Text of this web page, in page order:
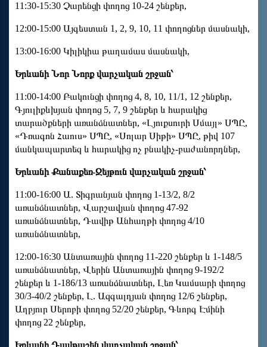
11:30-15:30 Չարենցի փողոց 10-24 շենքեր,
12:00-15:00 Այգեստան 1, 2, 9, 10, 11 փողոցներ մասնակի,
13:00-16:00 Կիլիկիա թաղամաս մասնակի,
Երևանի Նոր Նորք վարչական շրջան՝
11:00-14:00 Բակունցի փողոց 4, 8, 10, 11/1, 12 շենքեր,
Գյուլիքևխյան փողոց 5, 7, 9 շենքեր և հարակից
տարածքների առանձնատներ, «Լյուքսուրի Սմայլ» ՍՊԸ,
«Դռագոն Հաուս» ՍՊԸ, «Սոլար Սիթի» ՍՊԸ, թիվ 107
մանկապարտեզ և հարակից ոչ բնակիչ-բաժանորդներ,
Երևանի Քանաքեռ-Զեյթուն վարչական շրջան՝
11:00-16:00 Ա. Տիգրանյան փողոց 1-13/2, 8/2
առանձնատներ, Վարշավյան փողոց 47-92
առանձնատներ, Դավիթ Անհաղթի փողոց 4/10
առանձնատներ,
12:00-16:30 Անտառային փողոց 11-220 շենքեր և 1-148/5
առանձնատներ, Վերին Անտառային փողոց 9-192/2
շենքեր և 1-186/13 առանձնատներ, Լեռ Կամսարի փողոց
30/3-40/2 շենքեր, Լ. Ազգալդյան փողոց 12/6 շենքեր,
Աղբյուր Սերոբի փողոց 52/20 շենքեր, Գևորգ Էմինի
փողոց 22 շենքեր,